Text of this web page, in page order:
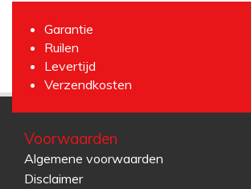
Garantie
Ruilen
Levertijd
Verzendkosten
Voorwaarden
Algemene voorwaarden
Disclaimer